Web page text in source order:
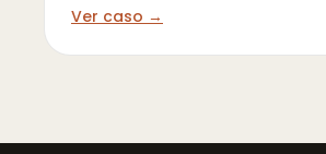
Ver caso →